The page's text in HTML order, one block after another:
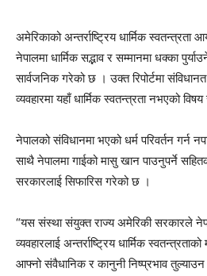
अमेरिकाको अन्तर्राष्ट्रिय धार्मिक
नेपालमा धार्मिक सद्भाव र सम्मानमा धक्का
सार्वजनिक गरेको छ । उक्त रिपोर्टमा
व्यवहारमा यहाँ धार्मिक स्वतन्त्रता नभएको
नेपालको संविधानमा भएको धर्म परिवर्तन गर्न
साथै नेपालमा गाईको मासु खान पाउनुपर्ने
सरकारलाई सिफारिस गरेको छ ।
“यस संस्था संयुक्त राज्य अमेरिकी सरकारले
व्यवहारलाई अन्तर्राष्ट्रिय धार्मिक
आफ्नो संवैधानिक र कानुनी निष्प्रभाव तुल्याउन